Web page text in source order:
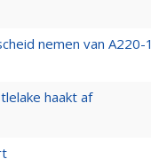
nemen van
haakt af